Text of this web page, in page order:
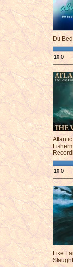
Du
10,0
10,0
Like